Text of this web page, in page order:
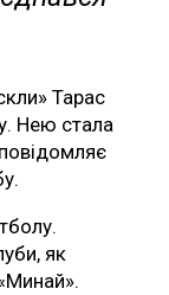
Тарас
Нею стала
як